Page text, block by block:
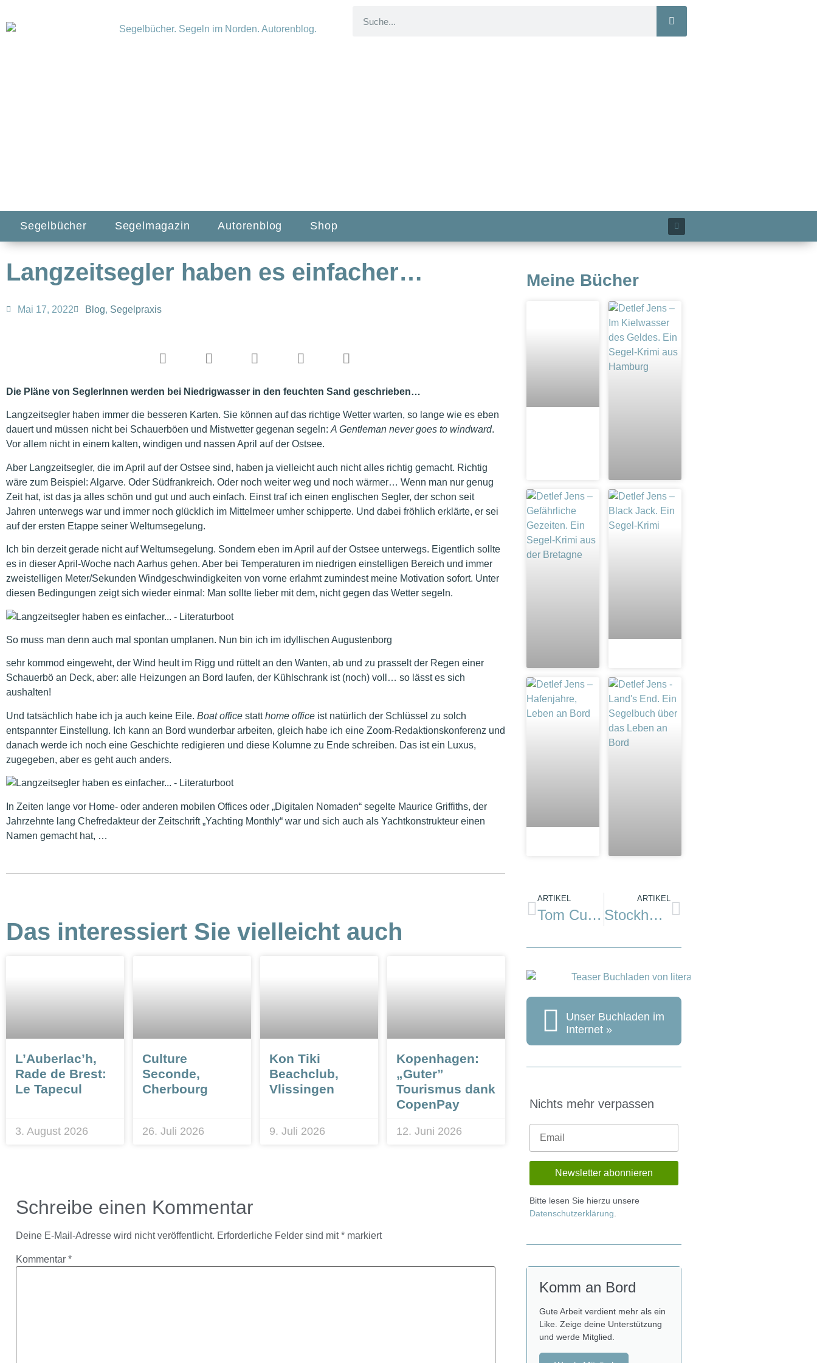
Segelbücher Segelmagazin Autorenblog Shop
Langzeitsegler haben es einfacher…
Mai 17, 2022 Blog, Segelpraxis
Die Pläne von SeglerInnen werden bei Niedrigwasser in den feuchten Sand geschrieben…
Langzeitsegler haben immer die besseren Karten. Sie können auf das richtige Wetter warten, so lange wie es eben
dauert und müssen nicht bei Schauerböen und Mistwetter gegenan segeln: A Gentleman never goes to windward.
Vor allem nicht in einem kalten, windigen und nassen April auf der Ostsee.
Aber Langzeitsegler, die im April auf der Ostsee sind, haben ja vielleicht auch nicht alles richtig gemacht. Richtig
wäre zum Beispiel: Algarve. Oder Südfrankreich. Oder noch weiter weg und noch wärmer… Wenn man nur genug
Zeit hat, ist das ja alles schön und gut und auch einfach. Einst traf ich einen englischen Segler, der schon seit
Jahren unterwegs war und immer noch glücklich im Mittelmeer umher schipperte. Und dabei fröhlich erklärte, er sei
auf der ersten Etappe seiner Weltumsegelung.
Ich bin derzeit gerade nicht auf Weltumsegelung. Sondern eben im April auf der Ostsee unterwegs. Eigentlich sollte
es in dieser April-Woche nach Aarhus gehen. Aber bei Temperaturen im niedrigen einstelligen Bereich und immer
zweistelligen Meter/Sekunden Windgeschwindigkeiten von vorne erlahmt zumindest meine Motivation sofort. Unter
diesen Bedingungen zeigt sich wieder einmal: Man sollte lieber mit dem, nicht gegen das Wetter segeln.
So muss man denn auch mal spontan umplanen. Nun bin ich im idyllischen Augustenborg
sehr kommod eingeweht, der Wind heult im Rigg und rüttelt an den Wanten, ab und zu prasselt der Regen einer
Schauerbö an Deck, aber: alle Heizungen an Bord laufen, der Kühlschrank ist (noch) voll… so lässt es sich
aushalten!
Und tatsächlich habe ich ja auch keine Eile. Boat office statthome office ist natürlich der Schlüssel zu solch
entspannter Einstellung. Ich kann an Bord wunderbar arbeiten, gleich habe ich eine Zoom-Redaktionskonferenz und
danach werde ich noch eine Geschichte redigieren und diese Kolumne zu Ende schreiben. Das ist ein Luxus,
zugegeben, aber es geht auch anders.
In Zeiten lange vor Home- oder anderen mobilen Offices oder „Digitalen Nomaden“ segelte Maurice Griffiths, der
Jahrzehnte lang Chefredakteur der Zeitschrift „Yachting Monthly“ war und sich auch als Yachtkonstrukteur einen
Namen gemacht hat, …
Das interessiert Sie vielleicht auch
L’Auberlac’h,
Rade de Brest:
Le Tapecul
3. August 2026
Culture
Seconde,
Cherbourg
26. Juli 2026
Kon Tiki
Beachclub,
Vlissingen
9. Juli 2026
Kopenhagen:
„Guter”
Tourismus dank
CopenPay
12. Juni 2026
Schreibe einen Kommentar
Deine E-Mail-Adresse wird nicht veröffentlicht. Erforderliche Felder sind mit* markiert
Kommentar *
Meine Bücher
ARTIKEL
Tom Cunliffe: Der Törnplan. Eine wichtige Hilfe für unterwegs
ARTIKEL
Stockholm: Sieben Neuigkeiten für den Sommer
Unser Buchladen im
Internet »
Nichts mehr verpassen
Bitte lesen Sie hierzu unsere
Datenschutzerklärung
Komm an Bord
Gute Arbeit verdient mehr als ein
Like. Zeige deine Unterstützung
und werde Mitglied.